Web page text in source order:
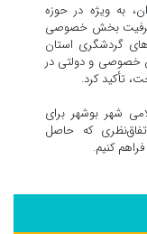
به ویژه در حوزه
ظرفیت بخش خصوصی
گردشگری استان
خصوصی و دولتی در
تأکید کرد.
شهر بوشهر برای
اتفاق‌نظری که حاصل
کنیم.